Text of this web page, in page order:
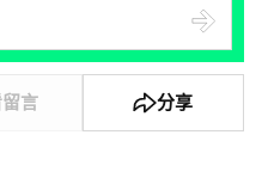
言 分享